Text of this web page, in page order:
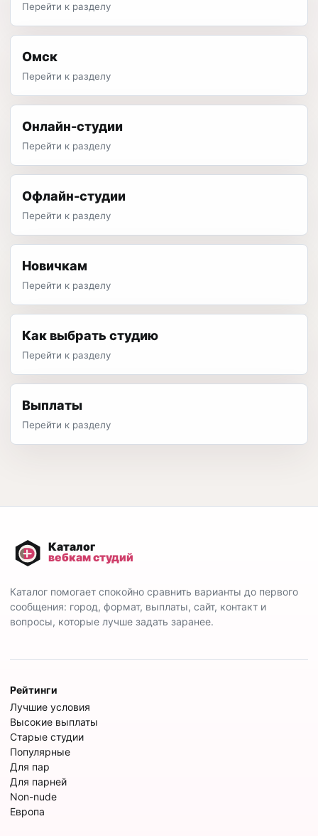
Перейти к разделу
Омск
Перейти к разделу
Онлайн-студии
Перейти к разделу
Офлайн-студии
Перейти к разделу
Новичкам
Перейти к разделу
Как выбрать студию
Перейти к разделу
Выплаты
Перейти к разделу
Каталог помогает спокойно сравнить варианты до первого
сообщения: город, формат, выплаты, сайт, контакт и
вопросы, которые лучше задать заранее.
Рейтинги
Лучшие условия
Высокие выплаты
Старые студии
Популярные
Для пар
Для парней
Non-nude
Европа